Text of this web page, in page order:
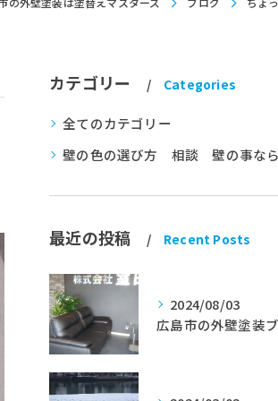
カテゴリー Categories
全てのカテゴリー
壁の色の選び方 相談 壁の事なら
最近の投稿 Recent Posts
2024/08/03